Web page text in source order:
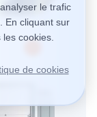
le trafic
En cliquant sur
cookies.
de cookies